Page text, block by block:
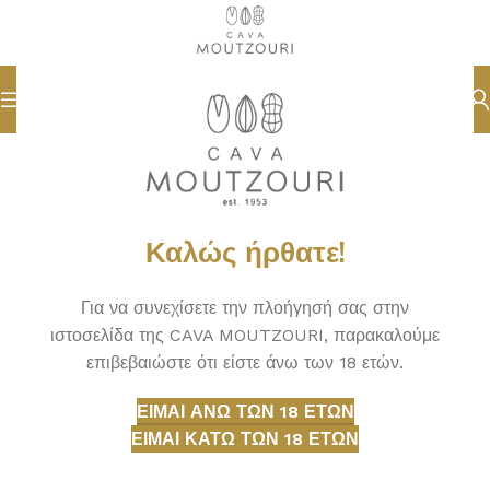
Καλώς ήρθατε!
Για να συνεχίσετε την πλοήγησή σας στην
ιστοσελίδα της CAVA MOUTZOURI, παρακαλούμε
επιβεβαιώστε ότι είστε άνω των 18 ετών.
ΕΊΜΑΙ ΆΝΩ ΤΩΝ 18 ΕΤΏΝ
ΕΊΜΑΙ ΚΆΤΩ ΤΩΝ 18 ΕΤΏΝ